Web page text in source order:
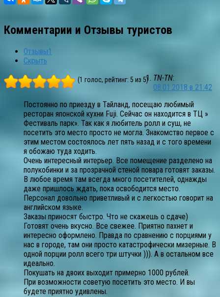
Комментарии и Отзывы туристов
Отзывы1
Скрыть
(1 голос, рейтинг: 5 из 5) TN-TN:
08.01.2018 в 21:42
Постоянно по приезду в Тайланд, посещаю любимый
ресторан японской кухни Fuji. Сейчас он находится в ТЦ »
Фестиваль парк». Так как я любитель ролл и суш, не
посетить это место просто не могла. Знакомство первое с
этим местом состоялось лет пять назад и с того времени
я обожаю туда ходить.
Очень интересный интерьер. Все помещение разделено на
полукобинки и за прозрачной стеной повара готовят заказы.
В любое время там всегда много посетителей, однажды
даже пришлось ждать, пока освободится место.
Персонал довольно приветливый и с легкостью говорит на
английском языке.
Заказы приносят быстро. Что не скажешь о сдаче)
Готовят очень вкусно. Все свежее. Приятно пахнет и
интересно оформлено. Правда по сравнению с порциями у
нас в городе, там они просто катастрофически мизерные. В
одной порции ролл всего три штучки ))). А в остальном все
идеально.
Покушать на двоих выходит примерно 1000 рублей.
При возможности советую посетить это место. И вы
будете приятно удивлены.